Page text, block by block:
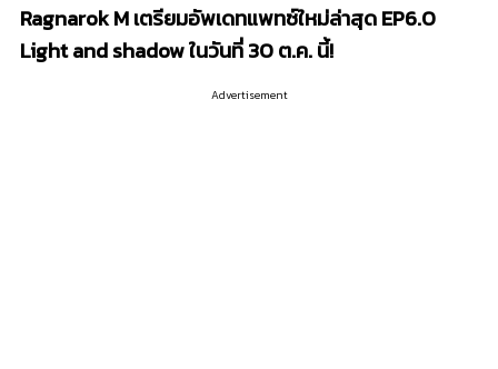
Ragnarok M เตรียมอัพเดทแพทซ์ใหม่ล่าสุด EP6.0
Light and shadow ในวันที่ 30 ต.ค. นี้!
Advertisement